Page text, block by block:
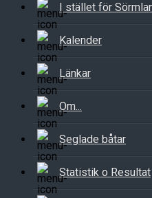
I stället för
Kalender
Länkar
Om...
Seglade båtar
Statistik o Resultat